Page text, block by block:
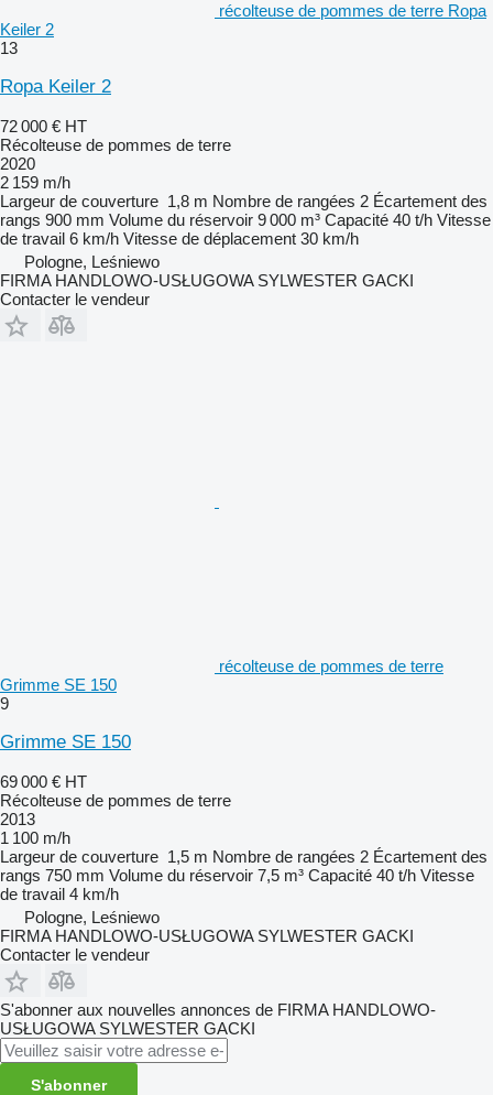
récolteuse de pommes de terre Ropa
Keiler 2
13
Ropa Keiler 2
72 000 € HT
Récolteuse de pommes de terre
2020
2 159 m/h
Largeur de couverture 1,8 m Nombre de rangées 2 Écartement des
rangs 900 mm Volume du réservoir 9 000 m³ Capacité 40 t/h Vitesse
de travail 6 km/h Vitesse de déplacement 30 km/h
Pologne, Leśniewo
FIRMA HANDLOWO-USŁUGOWA SYLWESTER GACKI
Contacter le vendeur
récolteuse de pommes de terre
Grimme SE 150
9
Grimme SE 150
69 000 € HT
Récolteuse de pommes de terre
2013
1 100 m/h
Largeur de couverture 1,5 m Nombre de rangées 2 Écartement des
rangs 750 mm Volume du réservoir 7,5 m³ Capacité 40 t/h Vitesse
de travail 4 km/h
Pologne, Leśniewo
FIRMA HANDLOWO-USŁUGOWA SYLWESTER GACKI
Contacter le vendeur
S'abonner aux nouvelles annonces de FIRMA HANDLOWO-
USŁUGOWA SYLWESTER GACKI
S'abonner